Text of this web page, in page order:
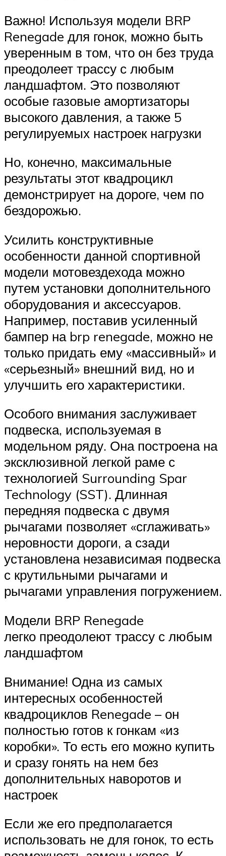
Важно! Используя модели BRP
Renegade для гонок, можно быть
уверенным в том, что он без труда
преодолеет трассу с любым
ландшафтом. Это позволяют
особые газовые амортизаторы
высокого давления, а также 5
регулируемых настроек нагрузки
Но, конечно, максимальные
результаты этот квадроцикл
демонстрирует на дороге, чем по
бездорожью.
Усилить конструктивные
особенности данной спортивной
модели мотовездехода можно
путем установки дополнительного
оборудования и аксессуаров.
Например, поставив усиленный
бампер на brp renegade, можно не
только придать ему «массивный» и
«серьезный» внешний вид, но и
улучшить его характеристики.
Особого внимания заслуживает
подвеска, используемая в
модельном ряду. Она построена на
эксклюзивной легкой раме с
технологией Surrounding Spar
Technology (SST). Длинная
передняя подвеска с двумя
рычагами позволяет «сглаживать»
неровности дороги, а сзади
установлена независимая подвеска
с крутильными рычагами и
рычагами управления погружением.
Модели BRP Renegade
легко преодолеют трассу с любым
ландшафтом
Внимание! Одна из самых
интересных особенностей
квадроциклов Renegade – он
полностью готов к гонкам «из
коробки». То есть его можно купить
и сразу гонять на нем без
дополнительных наворотов и
настроек
Если же его предполагается
использовать не для гонок, то есть